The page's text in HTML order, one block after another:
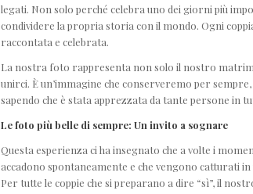
legati. Non solo perché celebra uno dei giorni più
condividere la propria storia con il mondo. Ogni
raccontata e celebrata.
La nostra foto rappresenta non solo il nostro
unirci. È un’immagine che conserveremo per
sapendo che è stata apprezzata da tante persone in
Le foto più belle di sempre: Un invito a sognare
Questa esperienza ci ha insegnato che a volte i
accadono spontaneamente e che vengono catturati
Per tutte le coppie che si preparano a dire “sì”, il